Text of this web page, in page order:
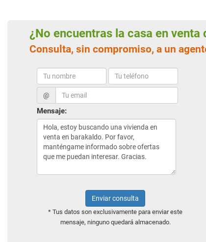
¿No encuentras la casa en
Consulta, sin compromiso, a un
@
Mensaje:
Enviar consulta
* Tus datos son exclusivamente para enviar este
mensaje, ninguno quedará almacenado.